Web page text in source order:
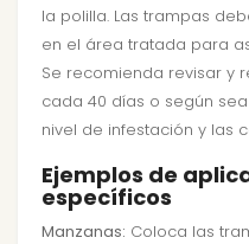
la polilla. Las trampas
en el área tratada para
Se recomienda revisar y
cada 40 días o según
nivel de infestación y las
Ejemplos de
específicos
Manzanas: Coloca las